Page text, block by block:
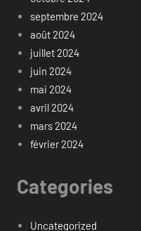
septembre 2024
août 2024
juillet 2024
juin 2024
mai 2024
avril 2024
mars 2024
février 2024
Categories
Uncategorized